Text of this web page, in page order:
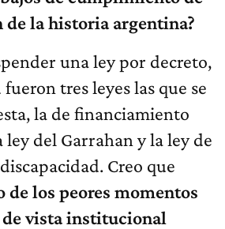
la historia argentina?
una ley por decreto,
tres leyes las que se
la de financiamiento
del Garrahan y la ley de
Creo que
de los peores momentos
vista institucional